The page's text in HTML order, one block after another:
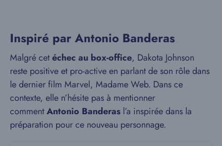
Inspiré par Antonio Banderas
Malgré cetéchec au box-office, Dakota Johnson
reste positive et pro-active en parlant de son rôle dans
le dernier film Marvel, Madame Web. Dans ce
contexte, elle n’hésite pas à mentionner
commentAntonio Banderas l’a inspirée dans la
préparation pour ce nouveau personnage.